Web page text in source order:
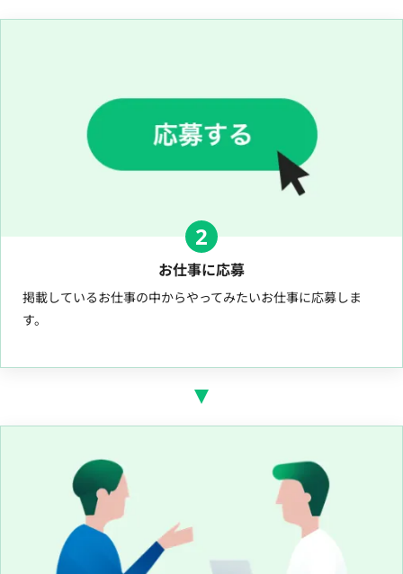
2
お仕事に応募
掲載しているお仕事の中からやってみたいお仕事に応募しま
す。